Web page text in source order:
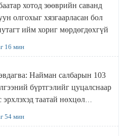
хотод зөөврийн саванд
хязгаарласан бол
ийм хориг мөрдөгдөхгүй
16 мин
Найман салбарын 103
бүртгэлийг цуцалснаар
эрхлэхэд таатай нөхцөл
54 мин